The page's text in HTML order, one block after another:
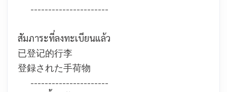
----------------------
สัมภาระที่ลงทะเบียนแล้ว
已登记的行李
登録された手荷物
----------------------